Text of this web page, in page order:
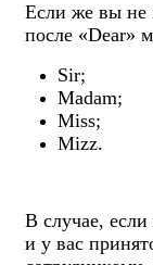
Если же вы не
после «Dear»
Sir;
Madam;
Miss;
Mizz.
В случае,
и у вас